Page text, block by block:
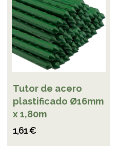
Tutor de acero
plastificado Ø16mm
x 1,80m
1,61 €